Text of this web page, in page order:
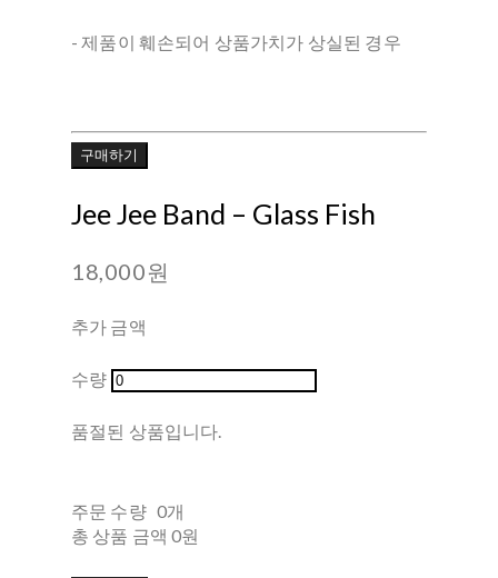
- 제품이 훼손되어 상품가치가 상실된 경우
구매하기
Jee Jee Band ‎– Glass Fish
18,000원
추가 금액
수량
품절된 상품입니다.
주문 수량 0개
총 상품 금액 0원